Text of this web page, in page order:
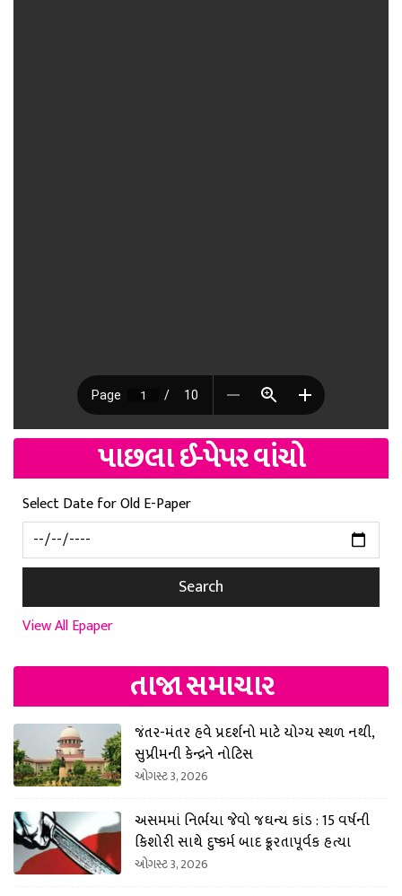
પાછલા ઈ-પેપર વાંચો
Select Date for Old E-Paper
Search
View All Epaper
તાજા સમાચાર
જંતર-મંતર હવે પ્રદર્શનો માટે યોગ્ય સ્થળ નથી,
સુપ્રીમની કેન્દ્રને નોટિસ
ઓગસ્ટ 3, 2026
અસમમાં નિર્ભયા જેવો જઘન્ય કાંડ : 15 વર્ષની
કિશોરી સાથે દુષ્કર્મ બાદ ક્રૂરતાપૂર્વક હત્યા
ઓગસ્ટ 3, 2026